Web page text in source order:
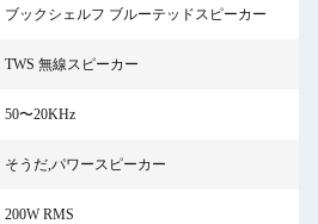
ブックシェルフ ブルーテッドスピーカー
TWS 無線スピーカー
50〜20KHz
そうだ,パワースピーカー
200W RMS